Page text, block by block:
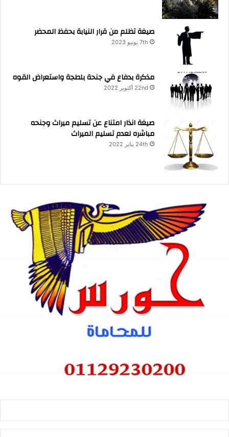
صيغة تظلم من قرار النيابة بحفظ المحضر
7th يونيو 2023
مذكرة بدفاع في جنحة بلطجة واستعراض القوه
22nd أكتوبر 2022
صيغة انذار امتناع عن تسليم ميراث وجنحه
مباشره لعدم تسليم الميراث
24th يناير 2022